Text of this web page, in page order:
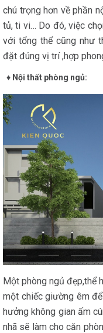
chú trọng hơn về phần
tủ, ti vi… Do đó, việc
với tổng thể cũng như
đặt đúng vị trí ,hợp
♦ Nội thất phòng ngủ:
Một phòng ngủ đẹp,thể
một chiếc giường êm
hưởng không gian ấm
nhã sẽ làm cho căn